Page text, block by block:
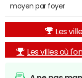
moyen par foyer
Les
Les villes où